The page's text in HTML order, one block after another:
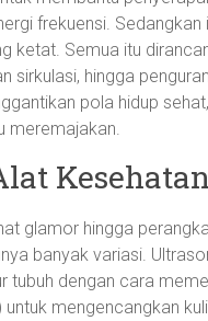
frekuensi.
ketat. Semua itu
sirkulasi, hingga
pola hidup
meremajakan.
glamor hingga
banyak variasi.
tubuh dengan cara
untuk mengencangkan